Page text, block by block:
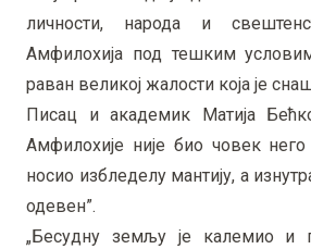
личности, народа и
Амфилохија под тешким
раван великој жалости која је
Писац и академик Матија
Амфилохије није био човек него
носио избледелу мантију, а
одевен”.
„Бесудну земљу је калемио и